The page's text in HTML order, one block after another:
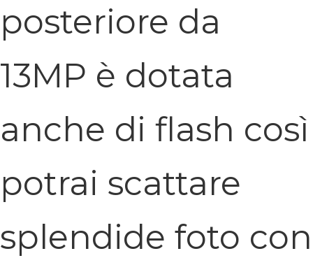
posteriore da
13MP è dotata
anche di flash così
potrai scattare
splendide foto con